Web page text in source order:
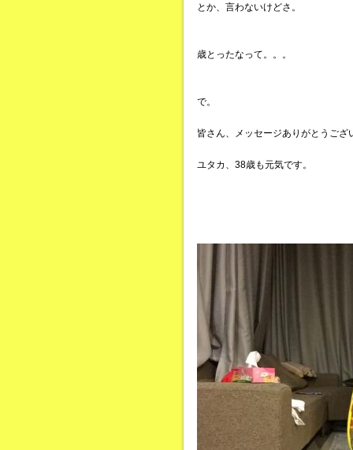
とか、言わないけどさ。
歳とったなって。。。
で。
皆さん、メッセージありがとうござ
ユタカ、38歳も元気です。